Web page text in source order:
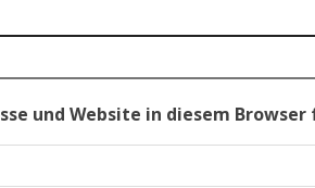
und Website in diesem